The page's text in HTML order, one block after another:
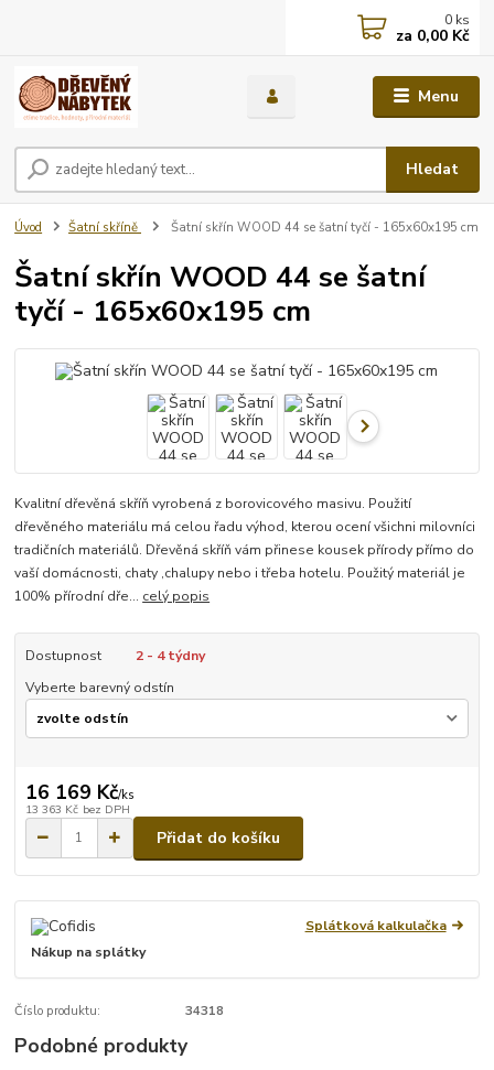
Menu
Hledat
0 ks
za 0,00 Kč
Úvod Šatní skříně Šatní skřín WOOD 44 se šatní tyčí - 165x60x195 cm
Šatní skřín WOOD 44 se šatní
tyčí - 165x60x195 cm
Kvalitní dřevěná skříň vyrobená z borovicového masivu. Použití
dřevěného materiálu má celou řadu výhod, kterou ocení všichni milovníci
tradičních materiálů. Dřevěná skříň vám přinese kousek přírody přímo do
vaší domácnosti, chaty ,chalupy nebo i třeba hotelu. Použitý materiál je
100% přírodní dře... celý popis
Dostupnost
2 - 4 týdny
Vyberte barevný odstín
16 169 Kč/ks
13 363 Kč bez DPH
Přidat do košíku
Splátková kalkulačka
Nákup na splátky
Číslo produktu: 34318
Podobné produkty